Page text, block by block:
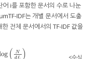
어 i를 포함한 문서의 수로 나눈
IDF는 개별 문서에서 도출
전체 문서에서의 TF-IDF 값을
(
N
df )
<수식